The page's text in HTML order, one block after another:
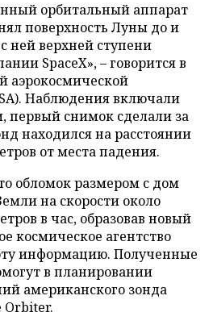
орбитальный аппарат
поверхность Луны до и
ней верхней ступени
SpaceX», – говорится в
аэрокосмической
Наблюдения включали
первый снимок сделали за
находился на расстоянии
от места падения.
обломок размером с дом
на скорости около
в час, образовав новый
космическое агентство
информацию. Полученные
в планировании
американского зонда
Orbiter.